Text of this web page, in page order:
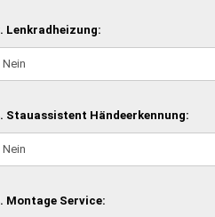
Lenkradheizung:
Stauassistent Händeerkennung:
Montage Service: